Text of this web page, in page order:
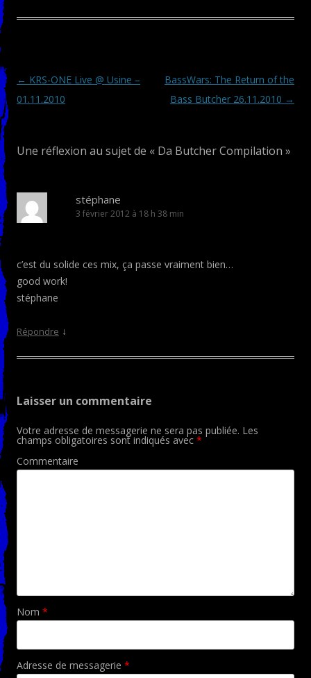
Navigation des articles
← KRS-ONE Live @ Usine –
01.11.2010
BassWars: The Return of the
Bass Butcher 26.11.2010 →
Une réflexion au sujet de « Da Butcher Compilation »
stéphane
3 février 2012 à 18 h 38 min
c’est du solide ces mix, ça passe vraiment bien…
good work!
stéphane
Répondre ↓
Laisser un commentaire
Votre adresse de messagerie ne sera pas publiée. Les
champs obligatoires sont indiqués avec *
Commentaire
Nom *
Adresse de messagerie *